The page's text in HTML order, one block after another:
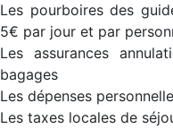
Les pourboires des
5€ par jour et par
Les assurances
bagages
Les dépenses
Les taxes locales de